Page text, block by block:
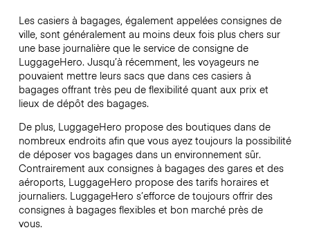
Les casiers à bagages, également appelées consignes de
ville, sont généralement au moins deux fois plus chers sur
une base journalière que le service de consigne de
LuggageHero. Jusqu’à récemment, les voyageurs ne
pouvaient mettre leurs sacs que dans ces casiers à
bagages offrant très peu de flexibilité quant aux prix et
lieux de dépôt des bagages.
De plus, LuggageHero propose des boutiques dans de
nombreux endroits afin que vous ayez toujours la possibilité
de déposer vos bagages dans un environnement sûr.
Contrairement aux consignes à bagages des gares et des
aéroports, LuggageHero propose des tarifs horaires et
journaliers. LuggageHero s’efforce de toujours offrir des
consignes à bagages flexibles et bon marché près de
vous.